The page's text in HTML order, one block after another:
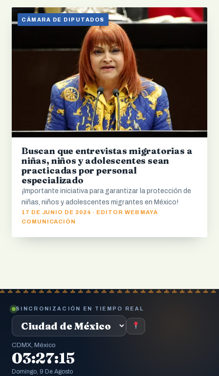
CÁMARA DE DIPUTADOS
Buscan que entrevistas migratorias a
niñas, niños y adolescentes sean
practicadas por personal
especializado
¡Importante iniciativa para garantizar la protección de
niñas, niños y adolescentes migrantes en México!
17 DE JUNIO DE 2024 · EDITOR WEB MAYA
COMUNICACIÓN
SINCRONIZACIÓN EN TIEMPO REAL
CDMX, México
03:27:16
Domingo, 9 De Agosto